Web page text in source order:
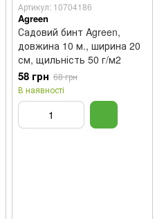
Артикул: 10704186
Agreen
Садовий бинт Agreen,
довжина 10 м., ширина 20
см, щильність 50 г/м2
58 грн 68 грн
В наявності